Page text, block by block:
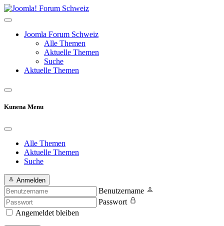
Joomla Forum Schweiz
Alle Themen
Aktuelle Themen
Suche
Aktuelle Themen
Kunena Menu
Alle Themen
Aktuelle Themen
Suche
Anmelden
Benutzername
Passwort
Angemeldet bleiben